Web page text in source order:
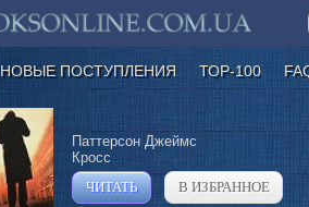
НОВЫЕ ПОСТУПЛЕНИЯ ТОР-100
Паттерсон Джеймс
Кросс
ЧИТАТЬ
В ИЗБРАННОЕ